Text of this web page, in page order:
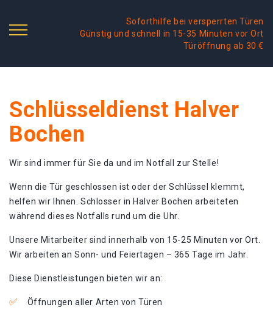
Soforthilfe bei versperrten Türen
Günstig und schnell in 15-35 Minuten vor Ort
Türöffnung ab 30 €
Schlüsseldienst Halver
Bochen
Wir sind immer für Sie da und im Notfall zur Stelle!
Wenn die Tür geschlossen ist oder der Schlüssel klemmt,
helfen wir Ihnen. Schlosser in Halver Bochen arbeiteten
während dieses Notfalls rund um die Uhr.
Unsere Mitarbeiter sind innerhalb von 15-25 Minuten vor Ort.
Wir arbeiten an Sonn- und Feiertagen – 365 Tage im Jahr.
Diese Dienstleistungen bieten wir an:
Öffnungen aller Arten von Türen